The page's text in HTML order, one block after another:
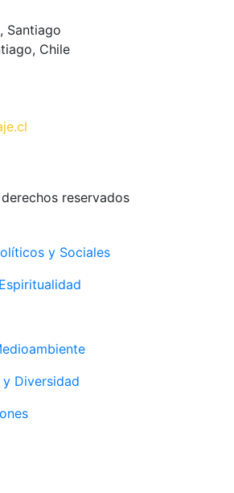
Santiago
Chile
reservados
y Sociales
Diversidad